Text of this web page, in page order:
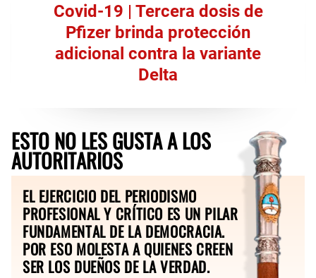
Covid-19 | Tercera dosis de
Pfizer brinda protección
adicional contra la variante
Delta
ESTO NO LES GUSTA A LOS
AUTORITARIOS
EL EJERCICIO DEL PERIODISMO
PROFESIONAL Y CRÍTICO ES UN PILAR
FUNDAMENTAL DE LA DEMOCRACIA.
POR ESO MOLESTA A QUIENES CREEN
SER LOS DUEÑOS DE LA VERDAD.